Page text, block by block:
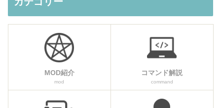
MOD紹介
mod
コマンド解説
command